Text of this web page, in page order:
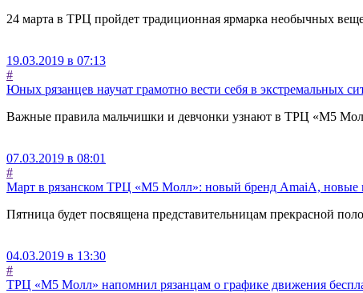
24 марта в ТРЦ пройдет традиционная ярмарка необычных
19.03.2019 в 07:13
#
Юных рязанцев научат грамотно вести себя в экстремальных
Важные правила мальчишки и девчонки узнают в ТРЦ «М5
07.03.2019 в 08:01
#
Март в рязанском ТРЦ «М5 Молл»: новый бренд AmaiА, новые
Пятница будет посвящена представительницам прекрасной
04.03.2019 в 13:30
#
ТРЦ «М5 Молл» напомнил рязанцам о графике движения